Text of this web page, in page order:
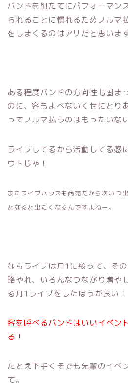
バンドを組たてにパフォーマン
られることに慣れるためノルマ
をしまくるのはアリだと思います
ある程度バンドの方向性も固ま
のに、客もよべないくせにとり
ってノルマ払うのはもったいな
ライブしてるから活動してる感
ウトじゃ！
またライブハウスも商売だから次いつ
となると出たくなるんですよねー。
ならライブは月1に絞って、そ
略やれ、いろんなつながり増や
る月1ライブをしたほうが良い！
客を呼べるバンドはいいイベン
る！
たとえ下手くそでも先輩のイベ
て。